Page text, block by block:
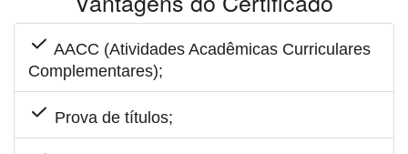
AACC (Atividades Acadêmicas Curriculares
Complementares);
Prova de títulos;